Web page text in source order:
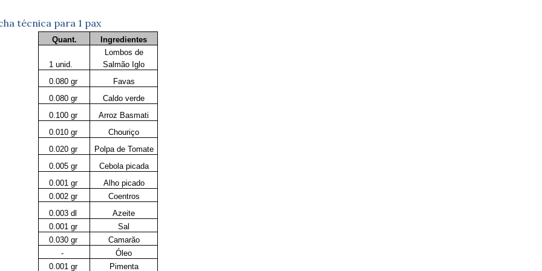
técnica para 1 pax
Quant. Ingredientes
1 unid.
Lombos de
Salmão Iglo
0.080 gr
Favas
0.080 gr
Caldo verde
0.100 gr
Arroz Basmati
0.010 gr
Chouriço
0.020 gr
Polpa de Tomate
0.005 gr
Cebola picada
0.001 gr
Alho picado
0.002 gr
Coentros
0.003 dl
Azeite
0.001 gr
Sal
0.030 gr
Camarão
-
Óleo
0.001 gr
Pimenta